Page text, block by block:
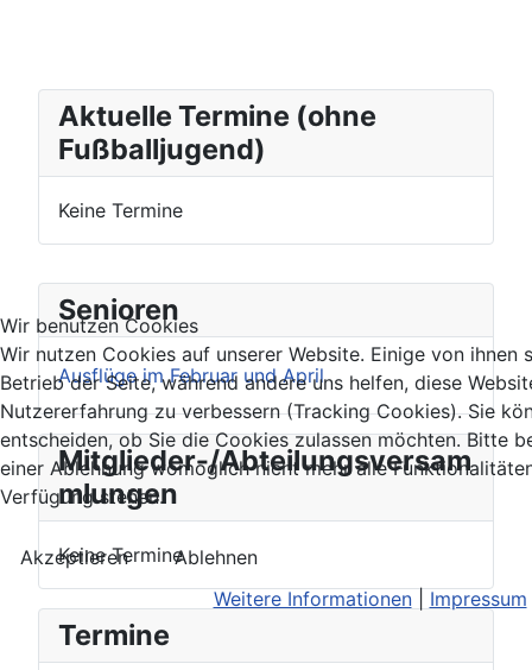
Senioren
Ausflüge im Februar und April
Mitglieder-/Abteilungsversam
mlungen
Keine Termine
Termine
Aktuelle Termine (ohne
Fußballjugend)
Keine Termine
Wir benutzen Cookies
Wir nutzen Cookies auf unserer Website. Einige von ihnen
Betrieb der Seite, während andere uns helfen, diese
Nutzererfahrung zu verbessern (Tracking Cookies). Sie
entscheiden, ob Sie die Cookies zulassen möchten. Bitte
einer Ablehnung womöglich nicht mehr alle
Verfügung stehen.
Akzeptieren
Ablehnen
Weitere Informationen| Impressum